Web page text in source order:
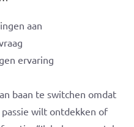
aan
ervaring
baan te switchen omdat
wilt ontdekken of